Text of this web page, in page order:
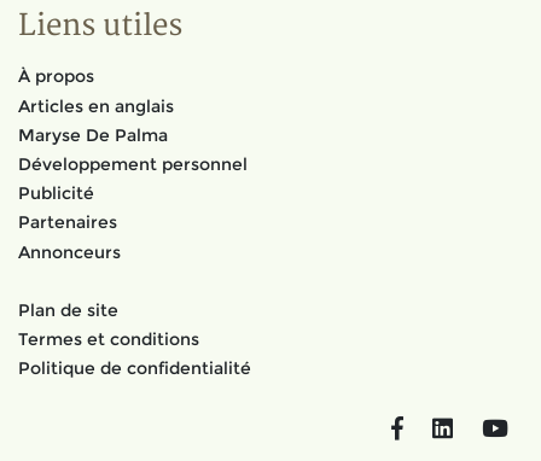
Liens utiles
À propos
Articles en anglais
Maryse De Palma
Développement personnel
Publicité
Partenaires
Annonceurs
Plan de site
Termes et conditions
Politique de confidentialité
FacebookLinkedIn